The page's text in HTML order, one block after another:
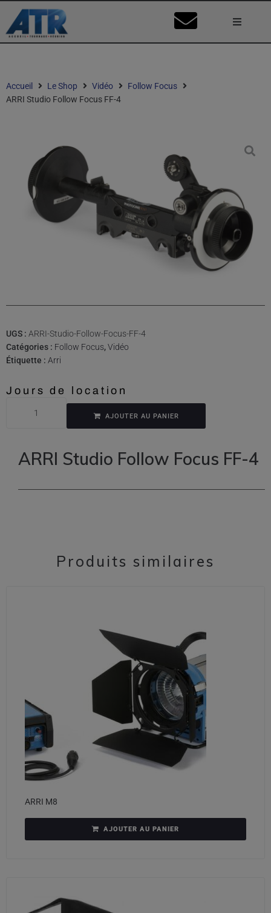
Mon
Ma
Accueil Le Shop Vidéo
Follow Focus
ARRI Studio Follow Focus FF-4
UGS : ARRI-Studio-Follow-Focus-FF-4
Catégories : Follow Focus,Vidéo
Étiquette : Arri
Jours de location
AJOUTER AU PANIER
ARRI Studio Follow Focus FF-4
Produits similaires
ARRI M8
AJOUTER AU PANIER